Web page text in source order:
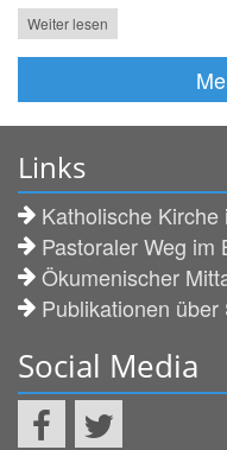
Weiter lesen
Links
Katholische
Pastoraler Weg im
Ökumenischer
Publikationen über
Social Media